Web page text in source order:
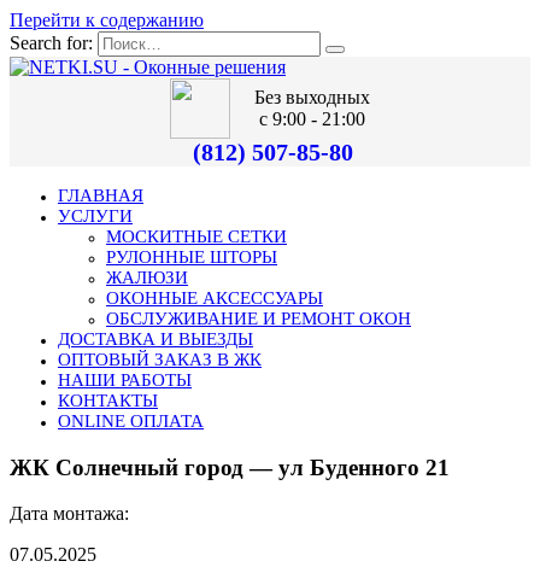
Перейти к содержанию
Search for:
Без выходных
с 9:00 - 21:00
(812) 507-85-80
ГЛАВНАЯ
УСЛУГИ
МОСКИТНЫЕ СЕТКИ
РУЛОННЫЕ ШТОРЫ
ЖАЛЮЗИ
ОКОННЫЕ АКСЕССУАРЫ
ОБСЛУЖИВАНИЕ И РЕМОНТ ОКОН
ДОСТАВКА И ВЫЕЗДЫ
ОПТОВЫЙ ЗАКАЗ В ЖК
НАШИ РАБОТЫ
КОНТАКТЫ
ONLINE ОПЛАТА
ЖК Солнечный город — ул Буденного 21
Дата монтажа:
07.05.2025